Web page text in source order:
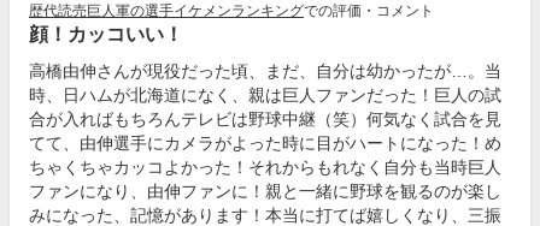
歴代読売巨人軍の選手イケメンランキングでの評価・コメント
顔！カッコいい！
高橋由伸さんが現役だった頃、まだ、自分は幼かったが…。当
時、日ハムが北海道になく、親は巨人ファンだった！巨人の試
合が入ればもちろんテレビは野球中継（笑）何気なく試合を見
てて、由伸選手にカメラがよった時に目がハートになった！め
ちゃくちゃカッコよかった！それからもれなく自分も当時巨人
ファンになり、由伸ファンに！親と一緒に野球を観るのが楽し
みになった、記憶があります！本当に打てば嬉しくなり、三振